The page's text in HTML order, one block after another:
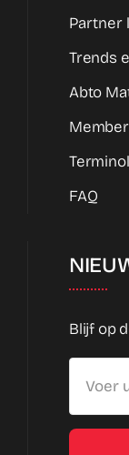
Partner
Trends
Abto
FAQ
Blijf op